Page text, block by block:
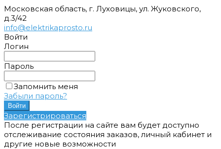
Московская область, г. Луховицы, ул. Жуковского,
д.3/42
info@elektrikaprosto.ru
Войти
Логин
Пароль
Запомнить меня
Забыли пароль?
Зарегистрироваться
После регистрации на сайте вам будет доступно
отслеживание состояния заказов, личный кабинет и
другие новые возможности